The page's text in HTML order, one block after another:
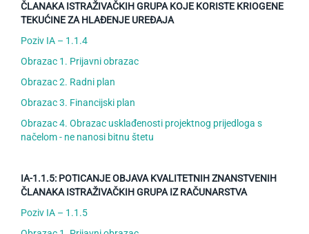
ČLANAKA ISTRAŽIVAČKIH GRUPA KOJE KORISTE KRIOGENE
TEKUĆINE ZA HLAĐENJE UREĐAJA
Poziv IA – 1.1.4
Obrazac 1. Prijavni obrazac
Obrazac 2. Radni plan
Obrazac 3. Financijski plan
Obrazac 4. Obrazac usklađenosti projektnog prijedloga s
načelom - ne nanosi bitnu štetu
IA-1.1.5: POTICANJE OBJAVA KVALITETNIH ZNANSTVENIH
ČLANAKA ISTRAŽIVAČKIH GRUPA IZ RAČUNARSTVA
Poziv IA – 1.1.5